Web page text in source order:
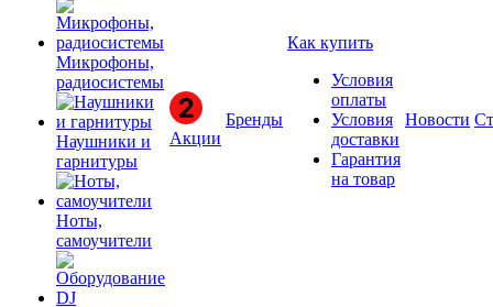
Микрофоны,
радиосистемы
Наушники и
гарнитуры
Ноты,
самоучители
Акции
Бренды
Как купить
Условия
оплаты
Условия
доставки
Гарантия
на товар
Новости